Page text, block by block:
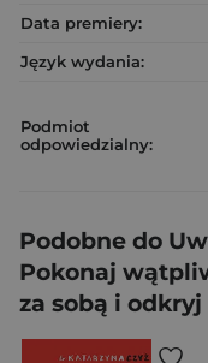
Data premiery:
Język wydania:
Podmiot
odpowiedzialny:
Podobne do
Pokonaj
za sobą i